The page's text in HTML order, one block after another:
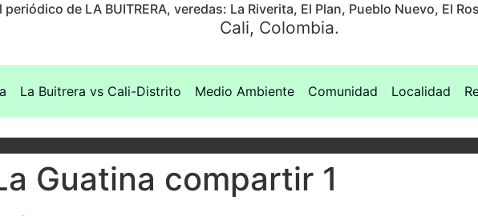
periódico de LA BUITRERA, veredas: La Riverita, El Plan, Pueblo Nuevo, El
Cali, Colombia.
La Buitrera vs Cali-Distrito Medio Ambiente Comunidad Localidad
Guatina compartir 1